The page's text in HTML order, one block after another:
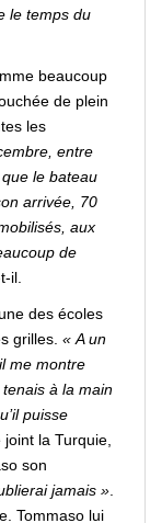
le temps du
beaucoup
de plein
les
entre
le bateau
arrivée, 70
aux
de
il.
des écoles
grilles. « A un
me montre
à la main
puisse
joint la Turquie,
son
jamais ».
Tommaso lui